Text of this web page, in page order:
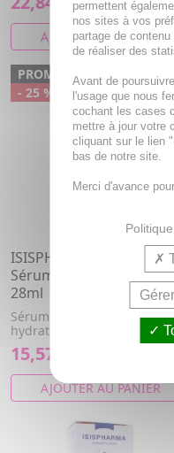
AJOUTER AU PANIER
PROMO
- 25 %
ISISPHARMA Uveblock -
Sérum Triple Action
28ml
Sérum triple action –
hydrate, illumine
15,57€
AJOUTER AU PANIER
permettent
nos sites à vos
partage de
de réaliser des
Avant de
l'usage que nous
cochant les cases
mettre à jour votre
cliquant sur le lien
bas de notre site.
Merci d'avance